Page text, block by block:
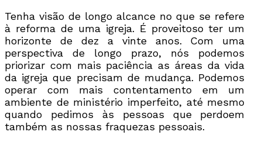
Tenha visão de longo alcance no que se refere
à reforma de uma igreja. É proveitoso ter um
horizonte de dez a vinte anos. Com uma
perspectiva de longo prazo, nós podemos
priorizar com mais paciência as áreas da vida
da igreja que precisam de mudança. Podemos
operar com mais contentamento em um
ambiente de ministério imperfeito, até mesmo
quando pedimos às pessoas que perdoem
também as nossas fraquezas pessoais.